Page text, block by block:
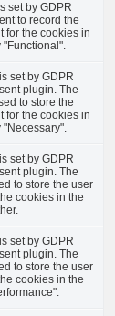
set by GDPR
to record the
for the cookies in
"Functional".
set by GDPR
plugin. The
to store the
for the cookies in
"Necessary".
set by GDPR
plugin. The
to store the user
cookies in the
set by GDPR
plugin. The
to store the user
cookies in the